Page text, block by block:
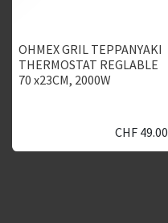
OHMEX GRIL TEPPANYAKI
THERMOSTAT REGLABLE
70 x23CM, 2000W
CHF 49.00